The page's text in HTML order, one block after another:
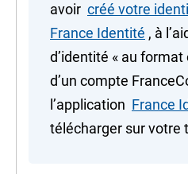
avoir créé votre
France Identité , à
d’identité « au format
d’un compte
l’application France
télécharger sur votre